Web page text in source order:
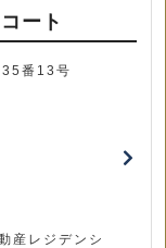
ート
番13号
産レジデンシ